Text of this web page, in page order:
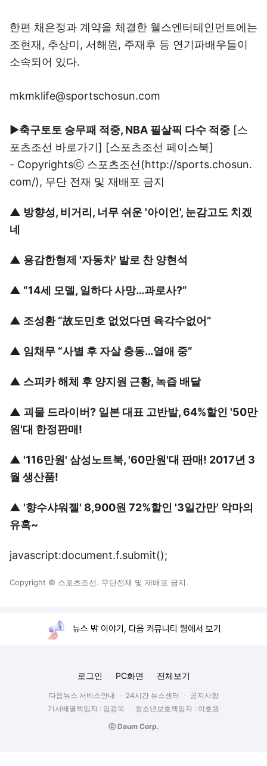
한편 채은정과 계약을 체결한 웰스엔터테인먼트에는
조현재, 추상미, 서해원, 주재후 등 연기파배우들이
소속되어 있다.
mkmklife@sportschosun.com
▶축구토토 승무패 적중, NBA 필살픽 다수 적중 [스
포츠조선 바로가기] [스포츠조선 페이스북]
- Copyrightsⓒ 스포츠조선(http://sports.chosun.
com/), 무단 전재 및 재배포 금지
▲ 방향성, 비거리, 너무 쉬운 '아이언', 눈감고도 치겠
네
▲ 용감한형제 '자동차' 발로 찬 양현석
▲ “14세 모델, 일하다 사망…과로사?”
▲ 조성환 “故도민호 없었다면 육각수없어”
▲ 임채무 “사별 후 자살 충동…열애 중”
▲ 스피카 해체 후 양지원 근황, 녹즙 배달
▲ 괴물 드라이버? 일본 대표 고반발, 64%할인 '50만
원'대 한정판매!
▲ '116만원' 삼성노트북, '60만원'대 판매! 2017년 3
월 생산품!
▲ '향수샤워젤' 8,900원 72%할인 '3일간만' 악마의
유혹~
javascript:document.f.submit();
Copyright © 스포츠조선. 무단전재 및 재배포 금지.
뉴스 밖 이야기, 다음 커뮤니티 웹에서 보기
로그인 PC화면 전체보기
다음뉴스 서비스안내 24시간 뉴스센터
공지사항
기사배열책임자 : 임광욱
청소년보호책임자 : 이호원
ⓒ Daum Corp.